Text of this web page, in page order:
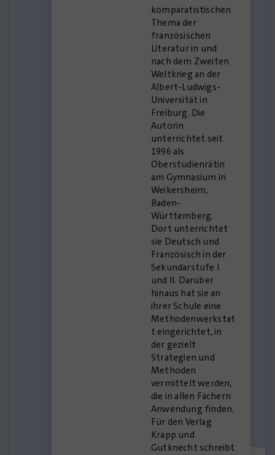
komparatistischen
Thema der
französischen
Literatur in und
nach dem Zweiten
Weltkrieg an der
Albert-Ludwigs-
Universität in
Freiburg. Die
Autorin
unterrichtet seit
1996 als
Oberstudienrätin
am Gymnasium in
Weikersheim,
Baden-
Württemberg.
Dort unterrichtet
sie Deutsch und
Französisch in der
Sekundarstufe I
und II. Darüber
hinaus hat sie an
ihrer Schule eine
Methodenwerkstat
t eingerichtet, in
der gezielt
Strategien und
Methoden
vermittelt werden,
die in allen Fächern
Anwendung finden.
Für den Verlag
Krapp und
Gutknecht schreibt